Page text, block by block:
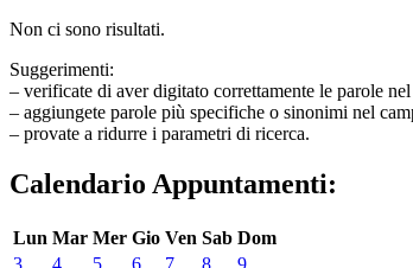
Non ci sono risultati.
Suggerimenti:
– verificate di aver digitato correttamente le parole
– aggiungete parole più specifiche o sinonimi nel
– provate a ridurre i parametri di ricerca.
Calendario Appuntamenti:
Lun Mar Mer Gio Ven Sab Dom
3
4 5 6 7 8 9